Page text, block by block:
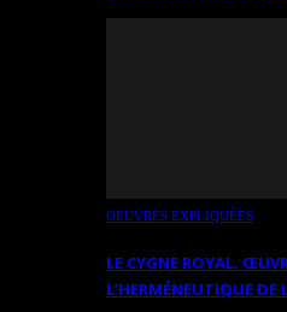
OEUVRES EXPLIQUÉES
LE CYGNE ROYAL.
L’HERMÉNEUTIQUE DE